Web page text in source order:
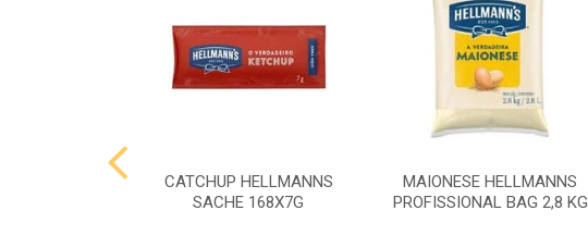
CATCHUP HELLMANNS
SACHE 168X7G
MAIONESE HELLMANNS
PROFISSIONAL BAG 2,8 KG